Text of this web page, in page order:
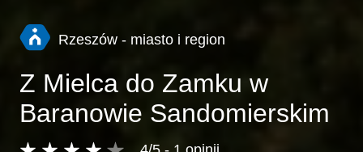
Rzeszów - miasto i region
Z Mielca do Zamku w
Baranowie Sandomierskim